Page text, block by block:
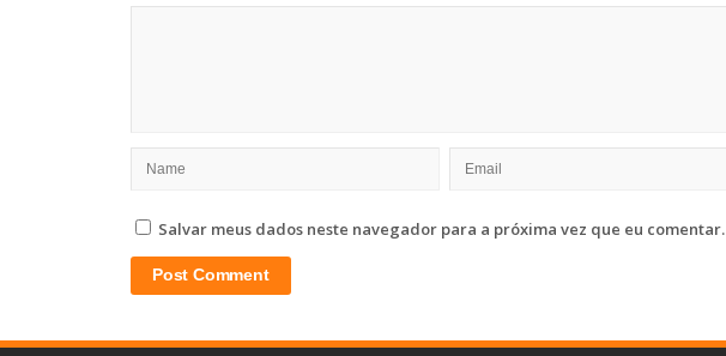
Salvar meus dados neste navegador para a próxima vez que eu comentar.